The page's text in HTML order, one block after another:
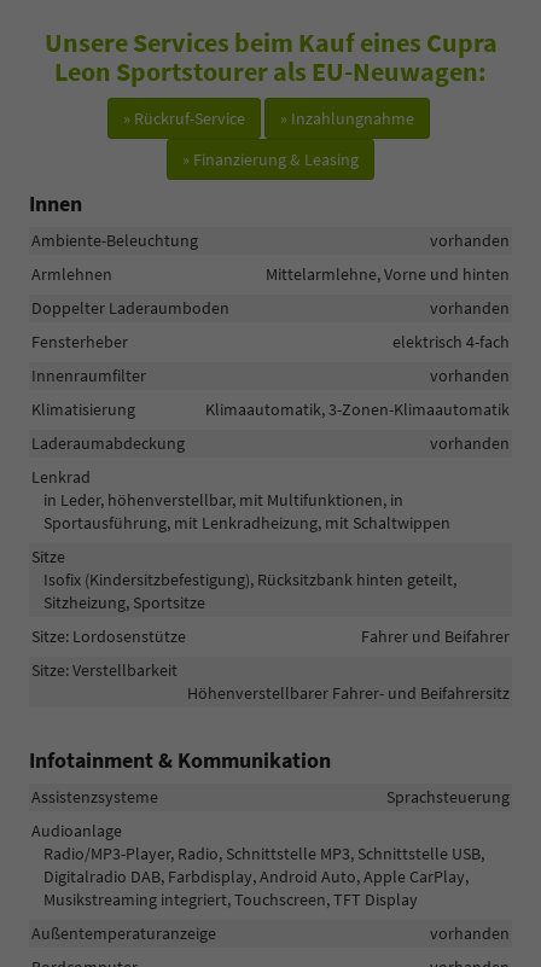
Unsere Services beim Kauf eines Cupra
Leon Sportstourer als EU-Neuwagen:
» Rückruf-Service
» Inzahlungnahme
» Finanzierung & Leasing
Innen
Ambiente-Beleuchtung
vorhanden
Armlehnen
Mittelarmlehne, Vorne und hinten
Doppelter Laderaumboden
vorhanden
Fensterheber
elektrisch 4-fach
Innenraumfilter
vorhanden
Klimatisierung
Klimaautomatik, 3-Zonen-Klimaautomatik
Laderaumabdeckung
vorhanden
Lenkrad
in Leder, höhenverstellbar, mit Multifunktionen, in
Sportausführung, mit Lenkradheizung, mit Schaltwippen
Sitze
Isofix (Kindersitzbefestigung), Rücksitzbank hinten geteilt,
Sitzheizung, Sportsitze
Sitze: Lordosenstütze
Fahrer und Beifahrer
Sitze: Verstellbarkeit
Höhenverstellbarer Fahrer- und Beifahrersitz
Infotainment & Kommunikation
Assistenzsysteme
Sprachsteuerung
Audioanlage
Radio/MP3-Player, Radio, Schnittstelle MP3, Schnittstelle USB,
Digitalradio DAB, Farbdisplay, Android Auto, Apple CarPlay,
Musikstreaming integriert, Touchscreen, TFT Display
Außentemperaturanzeige
vorhanden